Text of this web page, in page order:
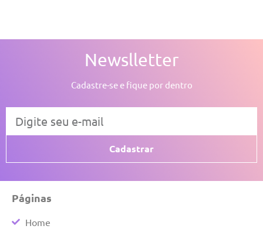
Newslletter
Cadastre-se e fique por dentro
Cadastrar
Páginas
Home